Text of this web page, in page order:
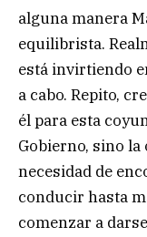
alguna manera
equilibrista.
está invirtiendo
a cabo. Repito,
él para esta
Gobierno, sino
necesidad de
conducir hasta
comenzar a